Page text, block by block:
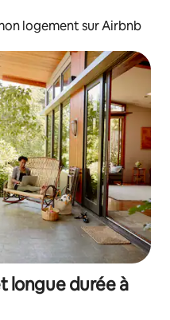
logement sur Airbnb
longue durée à